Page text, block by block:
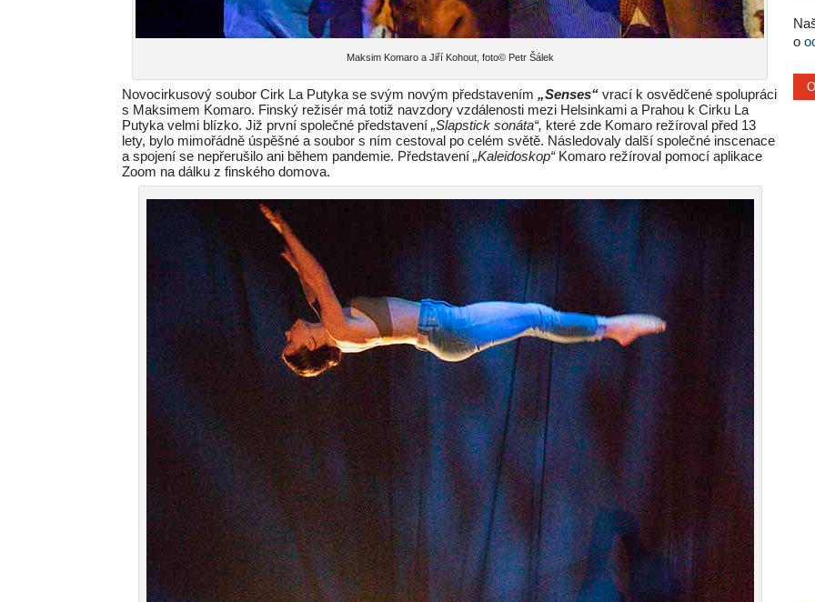
o
Maksim Komaro a Jiří Kohout, foto© Petr Šálek
Novocirkusový soubor Cirk La Putyka se svým novým představením„Senses“ vrací k osvědčené spolupráci
s Maksimem Komaro. Finský režisér má totiž navzdory vzdálenosti mezi Helsinkami a Prahou k Cirku La
Putyka velmi blízko. Již první společné představení„Slapstick sonáta“, které zde Komaro režíroval před 13
lety, bylo mimořádně úspěšné a soubor s ním cestoval po celém světě. Následovaly další společné inscenace
a spojení se nepřerušilo ani během pandemie. Představení„Kaleidoskop“Komaro režíroval pomocí aplikace
Zoom na dálku z finského domova.